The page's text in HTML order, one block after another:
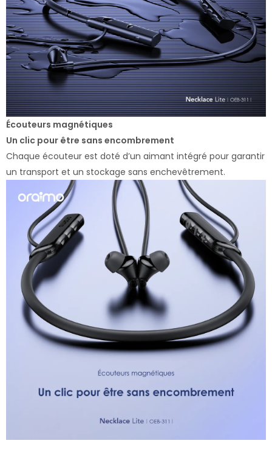
Écouteurs magnétiques
Un clic pour être sans encombrement
Chaque écouteur est doté d’un aimant intégré pour garantir
un transport et un stockage sans enchevêtrement.